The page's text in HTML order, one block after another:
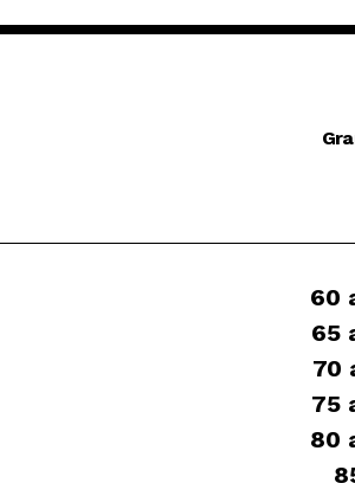
60
65
70
75
80